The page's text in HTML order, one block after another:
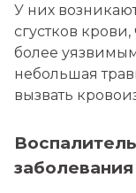
У них
сгустков
более
небольшая
вызвать
заболевания